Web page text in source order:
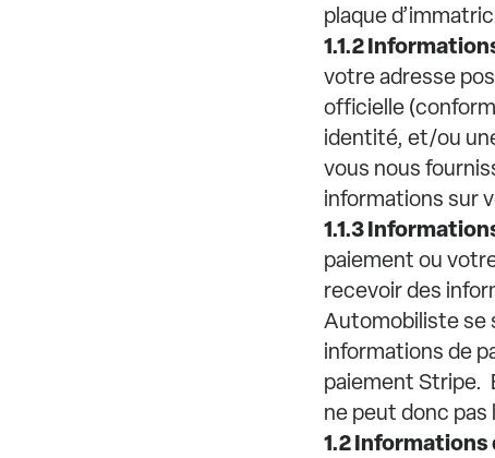
plaque
1.1.2
votre adresse
officielle
identité, et/ou
vous nous
informations sur
1.1.3
paiement ou
recevoir des
Automobiliste se
informations de
paiement Stripe.
ne peut donc pas
1.2 Informations